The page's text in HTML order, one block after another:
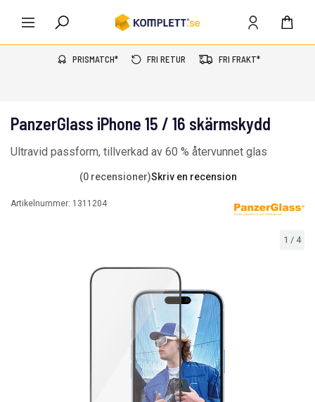
PRISMATCH* FRI RETUR FRI FRAKT*
1 / 4
PanzerGlass iPhone 15 / 16 skärmskydd
Ultravid passform, tillverkad av 60 % återvunnet glas
(0 recensioner)Skriv en recension
Artikelnummer: 1311204